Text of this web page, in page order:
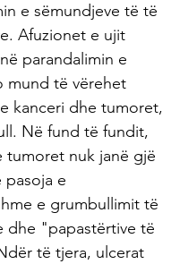
e sëmundjeve të të
Afuzionet e ujit
parandalimin e
mund të vërehet
kanceri dhe tumoret,
Në fund të fundit,
tumoret nuk janë gjë
pasoja e
e grumbullimit të
dhe "papastërtive të
të tjera, ulcerat